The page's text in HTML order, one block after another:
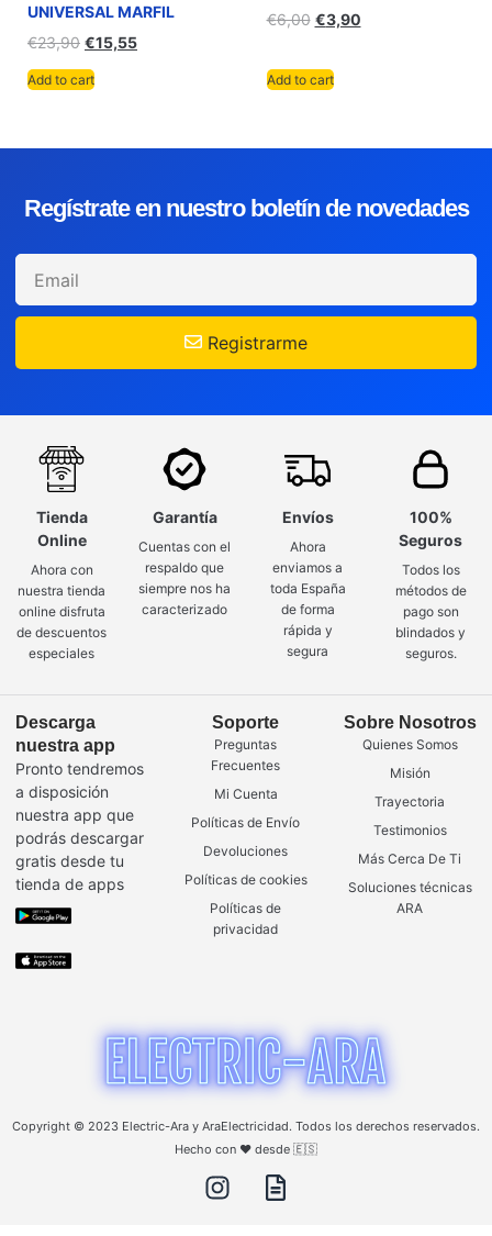
UNIVERSAL MARFIL
€23,90 €15,55
Add to cart
€6,00 €3,90
Add to cart
Regístrate en nuestro boletín de novedades
Registrarme
Tienda
Online
Ahora con
nuestra tienda
online disfruta
de descuentos
especiales
Garantía
Cuentas con el
respaldo que
siempre nos ha
caracterizado
Envíos
Ahora
enviamos a
toda España
de forma
rápida y
segura
100%
Seguros
Todos los
métodos de
pago son
blindados y
seguros.
Descarga
nuestra app
Pronto tendremos
a disposición
nuestra app que
podrás descargar
gratis desde tu
tienda de apps
Soporte
Preguntas
Frecuentes
Mi Cuenta
Políticas de Envío
Devoluciones
Políticas de cookies
Políticas de
privacidad
Sobre Nosotros
Quienes Somos
Misión
Trayectoria
Testimonios
Más Cerca De Ti
Soluciones técnicas
ARA
Copyright © 2023 Electric-Ara y AraElectricidad. Todos los derechos reservados.
Hecho con ❤️ desde 🇪🇸